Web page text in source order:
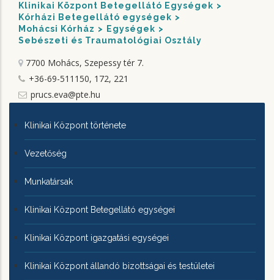
Klinikai Központ Betegellátó Egységek
Kórházi Betegellátó egységek
Mohácsi Kórház
Egységek
Sebészeti és Traumatológiai Osztály
7700 Mohács, Szepessy tér 7.
+36-69-511150, 172, 221
prucs.eva@pte.hu
KLINIKAI
KÖZPONTRÓL
Klinikai Központ története
Vezetőség
Munkatársak
Klinikai Központ Betegellátó egységei
Klinikai Központ igazgatási egységei
Klinikai Központ állandó bizottságai és testületei